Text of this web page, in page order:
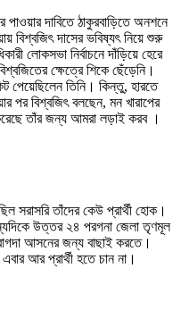
দাবিতে ঠাকুরবাড়িতে অনশনে
বিশ্বজিৎ দাসের ভবিষ্যৎ নিয়ে শুরু
লোকসভা নির্বাচনে দাঁড়িয়ে হেরে
ক্ষেত্রে শিকে ছেঁড়েনি।
পেয়েছিলেন তিনি। কিন্তু, হারতে
পর বিশ্বজিৎ বলছেন, মন খারাপের
করেছে তাঁর জন্য আমরা লড়াই করব ।
সরাসরি তাঁদের কেউ প্রার্থী হোক।
উত্তর ২৪ পরগনা জেলা তৃণমূল
আসনের জন্য বাছাই করতে।
আর প্রার্থী হতে চান না।